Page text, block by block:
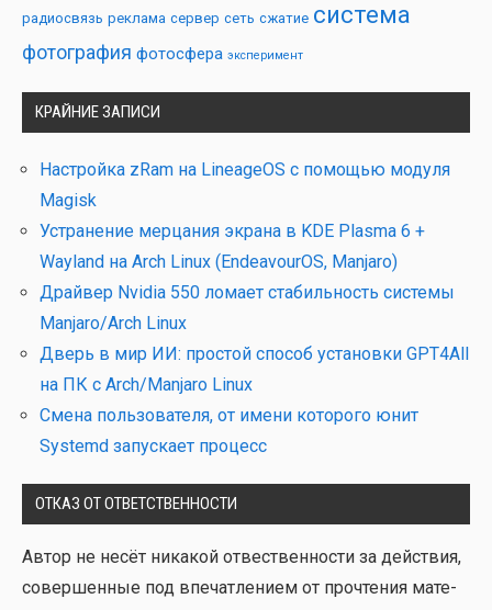
радиосвязь реклама сервер сеть сжатие система
фотография фотосфера эксперимент
КРАЙНИЕ ЗАПИСИ
Настройка zRam на LineageOS с помощью модуля
Magisk
Устранение мерцания экрана в KDE Plasma 6 +
Wayland на Arch Linux (EndeavourOS, Manjaro)
Драйвер Nvidia 550 ломает стабильность системы
Manjaro/Arch Linux
Дверь в мир ИИ: простой способ установки GPT4All
на ПК с Arch/Manjaro Linux
Смена пользователя, от имени которого юнит
Systemd запускает процесс
ОТКАЗ ОТ ОТВЕТСТВЕННОСТИ
Автор не несёт ника­кой отвест­вен­но­сти за дей­ствия,
совер­шен­ные под впе­чат­ле­ни­ем от про­чте­ния мате­